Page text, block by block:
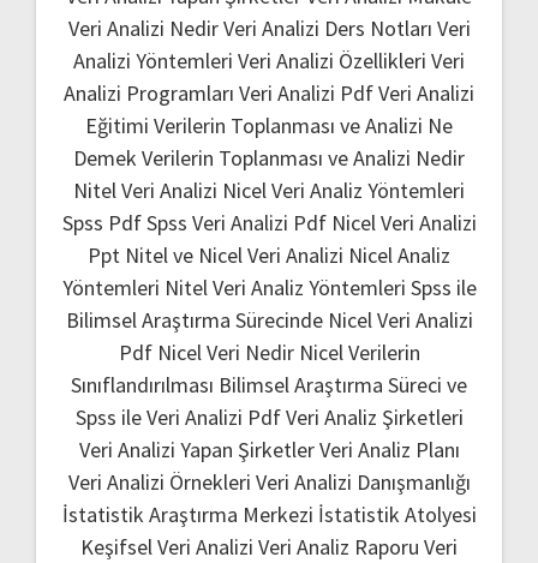
Veri Analizi NedirVeri Analizi Ders Notları Veri
Analizi Yöntemleri Veri Analizi Özellikleri Veri
Analizi Programları Veri Analizi PdfVeri Analizi
Eğitimi Verilerin Toplanması ve Analizi Ne
Demek Verilerin Toplanması ve Analizi Nedir
Nitel Veri Analizi Nicel Veri Analiz Yöntemleri
Spss PdfSpss Veri Analizi Pdf Nicel Veri Analizi
Ppt Nitel ve Nicel Veri Analizi Nicel Analiz
Yöntemleri Nitel Veri Analiz Yöntemleri Spss ile
Bilimsel Araştırma Sürecinde Nicel Veri Analizi
Pdf Nicel Veri Nedir Nicel Verilerin
Sınıflandırılması Bilimsel Araştırma Süreci ve
Spss ile Veri Analizi PdfVeri Analiz Şirketleri
Veri Analizi Yapan ŞirketlerVeri Analiz Planı
Veri Analizi Örnekleri Veri Analizi Danışmanlığı
İstatistik Araştırma Merkezi İstatistik Atolyesi
Keşifsel Veri Analizi Veri Analiz Raporu Veri